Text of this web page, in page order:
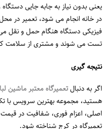
یعنی بدون نیاز به جابه جایی
در خانه انجام می شود، تعمیر در
فیزیکی دستگاه هنگام حمل و نقل می
تست می شوند و مشتری از سلامت
نتیجه گیری
اگر به دنبالتعمیرگاه معتبر ماشین
هستید، مجموعه بهترین سرویس با
اصلی، اعزام فوری، شفافیت در
تعمیرگاه در کرج شناخته شود.